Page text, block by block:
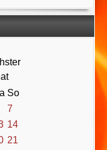
So
7
14
21